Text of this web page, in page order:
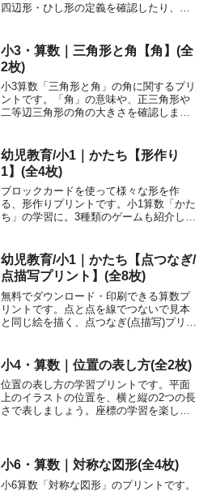
四辺形・ひし形の定義を確認したり、コ
小3・算数｜三角形と角【角】(全
2枚)
小3算数「三角形と角」の角に関するプリ
ントです。「角」の意味や、正三角形や
二等辺三角形の角の大きさを確認しまし
幼児教育/小1｜かたち【形作り
1】(全4枚)
ブロックカードを使って様々な形を作
る、形作りプリントです。小1算数「かた
ち」の学習に。3種類のゲームも紹介して
幼児教育/小1｜かたち【点つなぎ/
点描写プリント】(全8枚)
無料でダウンロード・印刷できる算数プ
リントです。点と点を線でつないで見本
と同じ絵を描く、点つなぎ(点描写)プリン
または、フリーハンドで直線を引く練習
として。空間把握能力...
小4・算数｜位置の表し方(全2枚)
位置の表し方の学習プリントです。平面
上のイラストの位置を、横と縦の2つの長
さで表しましょう。座標の学習を楽しく
小6・算数｜対称な図形(全4枚)
小6算数「対称な図形」のプリントです。